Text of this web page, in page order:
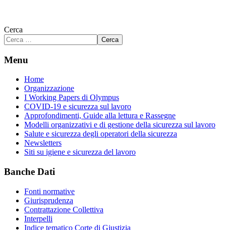
Cerca
Cerca
Menu
Home
Organizzazione
I Working Papers di Olympus
COVID-19 e sicurezza sul lavoro
Approfondimenti, Guide alla lettura e Rassegne
Modelli organizzativi e di gestione della sicurezza sul lavoro
Salute e sicurezza degli operatori della sicurezza
Newsletters
Siti su igiene e sicurezza del lavoro
Banche Dati
Fonti normative
Giurisprudenza
Contrattazione Collettiva
Interpelli
Indice tematico Corte di Giustizia